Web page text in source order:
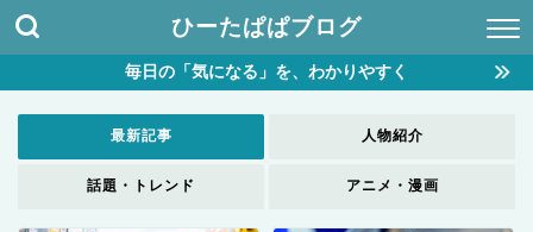
ひーたぱぱブログ
毎日の「気になる」を、わかりやすく
最新記事 人物紹介
話題・トレンド アニメ・漫画